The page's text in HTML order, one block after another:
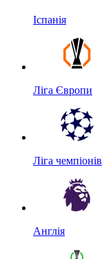
Іспанія
Ліга Європи
Ліга чемпіонів
Англія